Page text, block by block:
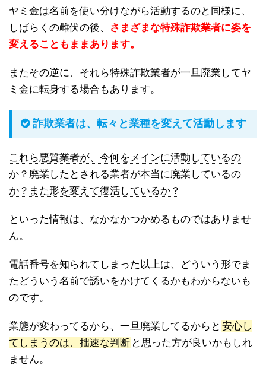
ヤミ金は名前を使い分けながら活動するのと同様に、
しばらくの雌伏の後、
さまざまな特殊詐欺業者に姿を
変えることもままあります。
またその逆に、それら特殊詐欺業者が一旦廃業してヤ
ミ金に転身する場合もあります。
詐欺業者は、転々と業種を変えて活動します
これら悪質業者が、今何をメインに活動しているの
か？廃業したとされる業者が本当に廃業しているの
か？また形を変えて復活しているか？
といった情報は、なかなかつかめるものではありませ
ん。
電話番号を知られてしまった以上は、どういう形でま
たどういう名前で誘いをかけてくるかもわからないも
のです。
業態が変わってるから、一旦廃業してるからと 安心し
てしまうのは、拙速な判断 と思った方が良いかもしれ
ません。